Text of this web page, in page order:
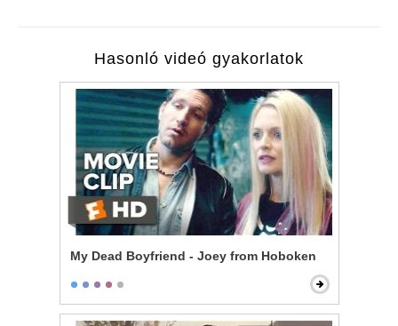
Hasonló videó gyakorlatok
My Dead Boyfriend - Joey from Hoboken